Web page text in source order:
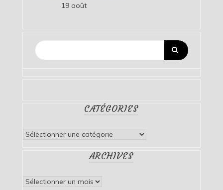
19 août
CATÉGORIES
Catégories
ARCHIVES
Archives